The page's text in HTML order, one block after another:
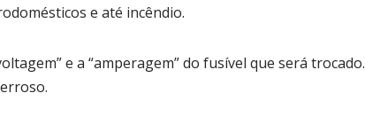
e até incêndio.
e a “amperagem” do fusível que será trocado.